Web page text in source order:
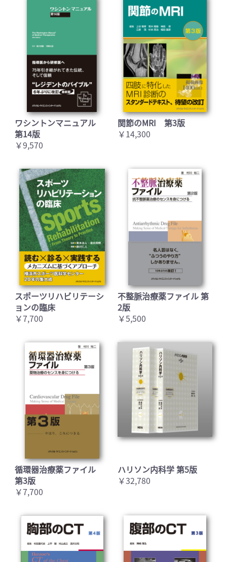
ワシントンマニュアル
第14版
￥9,570
関節のMRI 第3版
￥14,300
スポーツリハビリテーシ
ョンの臨床
￥7,700
不整脈治療薬ファイル 第
2版
￥5,500
循環器治療薬ファイル
第3版
￥7,700
ハリソン内科学 第5版
￥32,780